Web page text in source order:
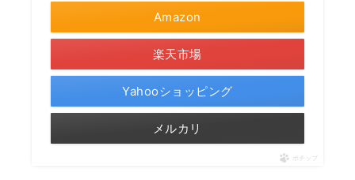
Amazon
楽天市場
Yahooショッピング
メルカリ
ポチップ